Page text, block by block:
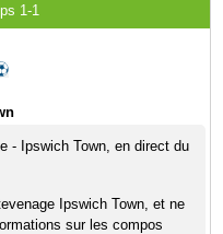
1-1
- Ipswich Town, en direct du
Ipswich Town, et ne
sur les compos